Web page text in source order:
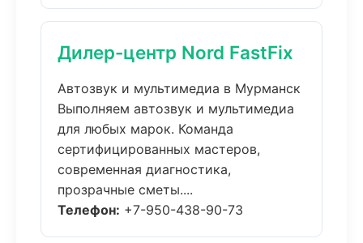
Дилер-центр Nord FastFix
Автозвук и мультимедиа в Мурманск
Выполняем автозвук и мультимедиа
для любых марок. Команда
сертифицированных мастеров,
современная диагностика,
прозрачные сметы....
Телефон: +7-950-438-90-73